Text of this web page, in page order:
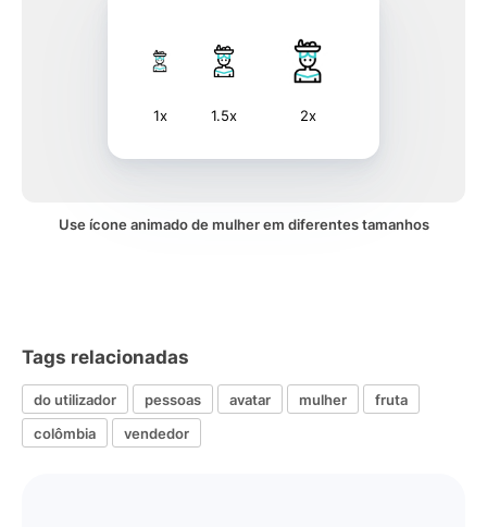
1x 1.5x 2x
Use ícone animado de mulher em diferentes tamanhos
Tags relacionadas
do utilizador pessoas avatar mulher
fruta
colômbia
vendedor